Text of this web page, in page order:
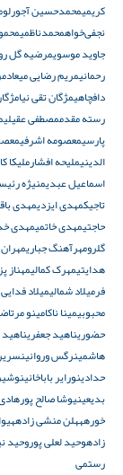
کریمیمحمدحسین آجورلو
نجفی‌خواهمحمدناظمی
جاوید موسویمرضیه گل
رحمانیمریم رضایی میعاد
دافچاهیمژگان تقی نیا
رسته مقدممصطفی عقیلی
پارسیمعصومه اشرفی
الدینیملیحه افشارملیکا
اسماعیل عبدیمنیژه
تاجیکمهدی ایزدیمهدی
حاجتیمهدی خاتمیمهدی
گلرومهرآهنگ جباری
هدایتیمهرک کمالیمهناز
فرمیلاد شمالیمیلاد
محبوبیمینا ناکامینو
حضوریناهید جعفری
هاشمینرگس وروانی
حدادینورایر باباخانی
بدیعینیوشا صالح پور
خورهههلن منشی زاده
زادهوحید لعلی پوروحید
رستمی